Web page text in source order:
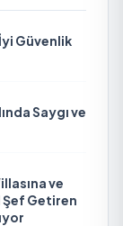
Güvenlik
Saygı ve
ve
Şef Getiren